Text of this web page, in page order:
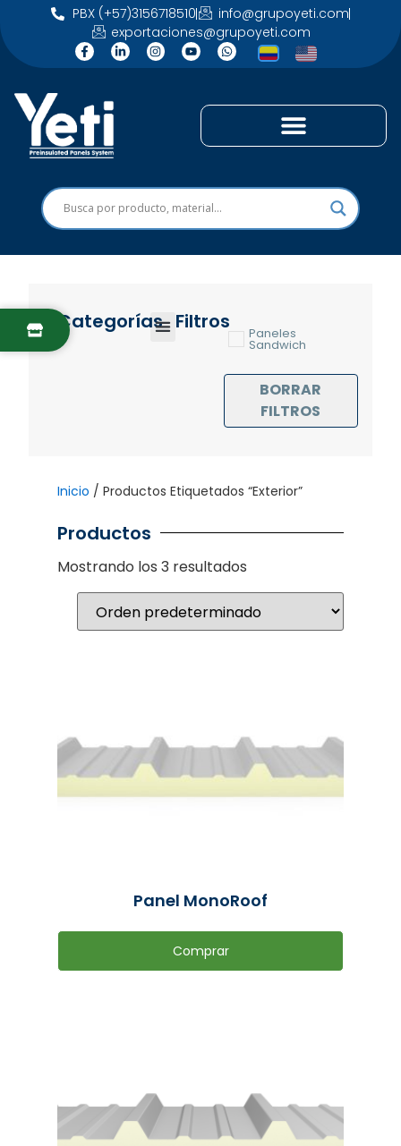
PBX (+57)3156718510
info@grupoyeti.com
exportaciones@grupoyeti.com
Categorías Filtros Paneles
Sandwich
BORRAR
FILTROS
Inicio / Productos Etiquetados “Exterior”
Productos
Mostrando los 3 resultados
Panel MonoRoof
Comprar